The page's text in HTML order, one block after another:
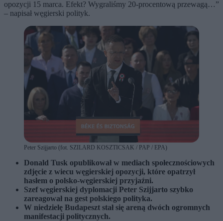
opozycji 15 marca. Efekt? Wygraliśmy 20-procentową przewagą…”
– napisał węgierski polityk.
Peter Szijjarto (fot. SZILARD KOSZTICSAK / PAP / EPA)
Donald Tusk opublikował w mediach społecznościowych
zdjęcie z wiecu węgierskiej opozycji, które opatrzył
hasłem o polsko-węgierskiej przyjaźni.
Szef węgierskiej dyplomacji Peter Szijjarto szybko
zareagował na gest polskiego polityka.
W niedzielę Budapeszt stał się areną dwóch ogromnych
manifestacji politycznych.